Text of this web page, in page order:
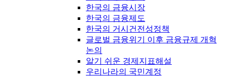
한국의 금융시장
한국의 금융제도
한국의 거시건전성정책
글로벌 금융위기 이후 금융규제 개혁
논의
알기 쉬운 경제지표해설
우리나라의 국민계정